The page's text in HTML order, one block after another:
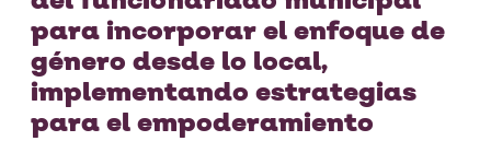
para incorporar el enfoque de
género desde lo local,
implementando estrategias
para el empoderamiento